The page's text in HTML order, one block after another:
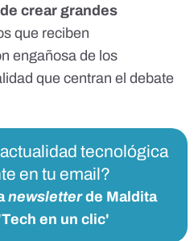
crear grandes
que reciben
engañosa de los
que centran el debate
tecnológica
en tu email?
newsletterde Maldita
en un clic'